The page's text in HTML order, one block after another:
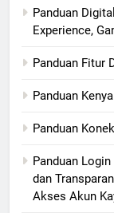
Panduan
Experience,
Panduan Fitur
Panduan
Panduan
Panduan
dan
Akses Akun